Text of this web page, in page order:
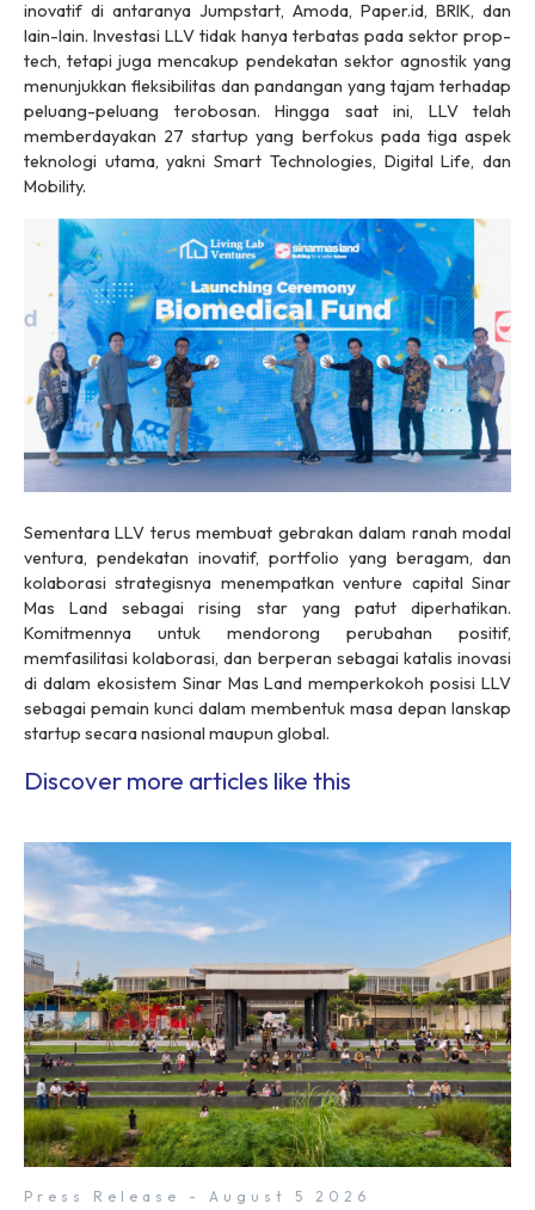
inovatif di antaranya Jumpstart, Amoda, Paper.id, BRIK, dan
lain-lain. Investasi LLV tidak hanya terbatas pada sektor prop-
tech, tetapi juga mencakup pendekatan sektor agnostik yang
menunjukkan fleksibilitas dan pandangan yang tajam terhadap
peluang-peluang terobosan. Hingga saat ini, LLV telah
memberdayakan 27 startup yang berfokus pada tiga aspek
teknologi utama, yakni Smart Technologies, Digital Life, dan
Mobility.
Sementara LLV terus membuat gebrakan dalam ranah modal
ventura, pendekatan inovatif, portfolio yang beragam, dan
kolaborasi strategisnya menempatkan venture capital Sinar
Mas Land sebagai rising star yang patut diperhatikan.
Komitmennya untuk mendorong perubahan positif,
memfasilitasi kolaborasi, dan berperan sebagai katalis inovasi
di dalam ekosistem Sinar Mas Land memperkokoh posisi LLV
sebagai pemain kunci dalam membentuk masa depan lanskap
startup secara nasional maupun global.
Discover more articles like this
Press Release - August 5 2026